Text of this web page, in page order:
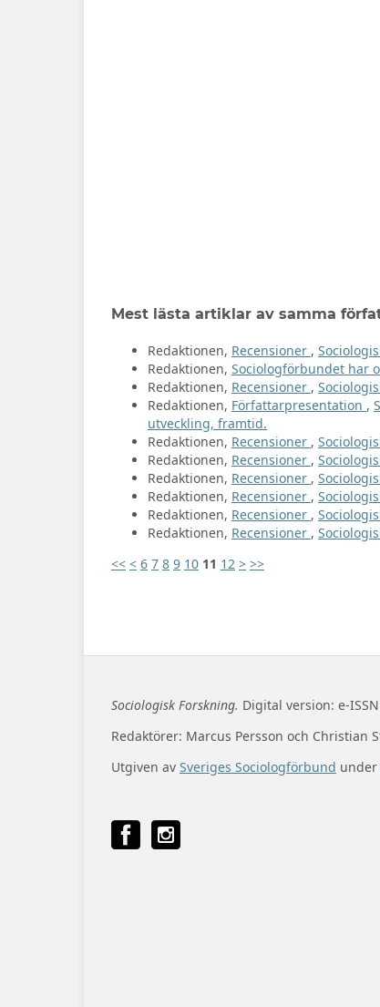
Mest lästa artiklar av samma
Redaktionen, Recensioner ,
Redaktionen, Sociologförbundet har
Redaktionen, Recensioner ,
Redaktionen, Författarpresentation ,
utveckling, framtid.
Redaktionen, Recensioner ,
Redaktionen, Recensioner ,
Redaktionen, Recensioner ,
Redaktionen, Recensioner ,
Redaktionen, Recensioner ,
Redaktionen, Recensioner ,
<< < 6 7 8 9 10 11 12 > >>
Sociologisk Forskning. Digital version: e-
Redaktörer: Marcus Persson och Christian
Utgiven av Sveriges Sociologförbund under